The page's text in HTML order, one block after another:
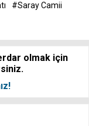
#Saray Camii
olmak için